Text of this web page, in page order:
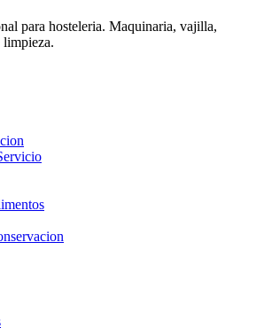
para hosteleria. Maquinaria, vajilla,
limpieza.